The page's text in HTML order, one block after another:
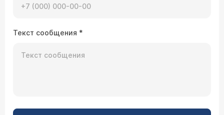
Текст сообщения *